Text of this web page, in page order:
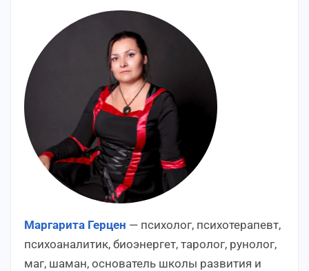
Маргарита Герцен — психолог, психотерапевт,
психоаналитик, биоэнергет, таролог, рунолог,
маг, шаман, основатель школы развития и